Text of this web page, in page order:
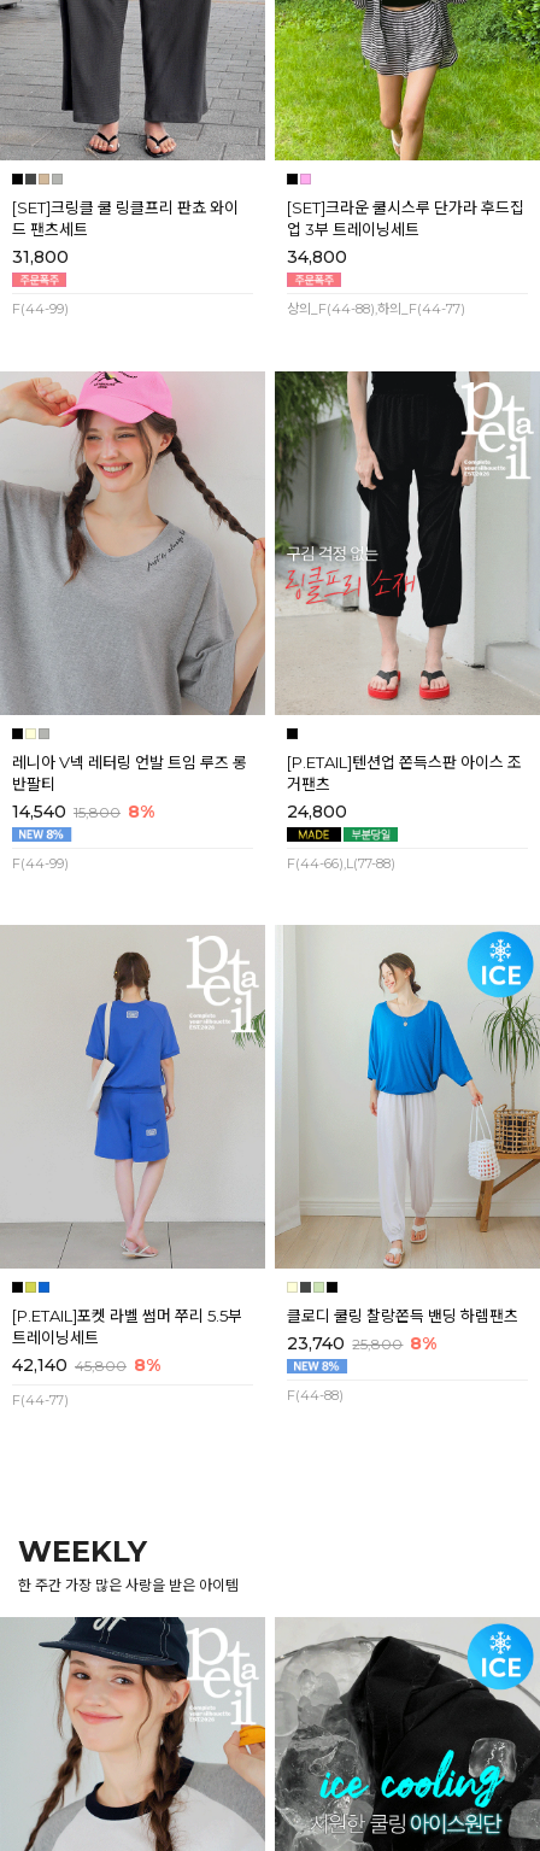
[SET]크링클 쿨 링클프리 판쵸 와이
드 팬츠세트
31,800
F(44-99)
[SET]크라운 쿨시스루 단가라 후드집
업 3부 트레이닝세트
34,800
상의_F(44-88),하의_F(44-77)
레니아 V넥 레터링 언발 트임 루즈 롱
반팔티
14,540 15,800 8%
F(44-99)
[P.ETAIL]텐션업 쫀득스판 아이스 조
거팬츠
24,800
F(44-66),L(77-88)
[P.ETAIL]포켓 라벨 썸머 쭈리 5.5부
트레이닝세트
42,140 45,800 8%
F(44-77)
클로디 쿨링 찰랑쫀득 밴딩 하렘팬츠
23,740 25,800 8%
F(44-88)
WEEKLY
한 주간 가장 많은 사랑을 받은 아이템